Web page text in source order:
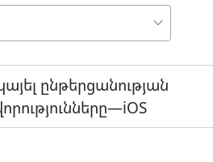
ընթերցանության